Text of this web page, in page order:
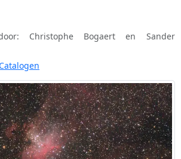
Christophe Bogaert en Sander